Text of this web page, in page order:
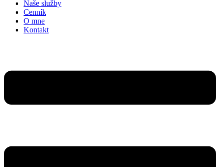
Naše služby
Cenník
O mne
Kontakt